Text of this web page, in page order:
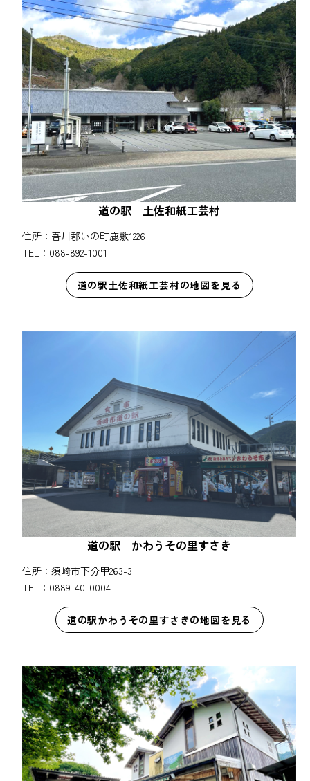
道の駅 土佐和紙工芸村
住所：吾川郡いの町鹿敷1226
TEL：088-892-1001
道の駅土佐和紙工芸村の地図を見る
道の駅 かわうその里すさき
住所：須崎市下分甲263-3
TEL：0889-40-0004
道の駅かわうその里すさきの地図を見る